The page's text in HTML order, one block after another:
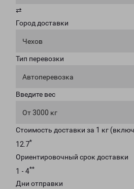
⇄
Город доставки
Чехов
Тип перевозки
Автоперевозка
Введите вес
От 3000 кг
Стоимость доставки за 1 кг
12.7*
Ориентировочный срок доставки
1 - 4**
Дни отправки